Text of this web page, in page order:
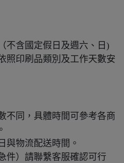
含國定假日及週六、日)
印刷品類別及工作天數安
同，具體時間可參考各商
物流配送時間。
）請聯繫客服確認可行